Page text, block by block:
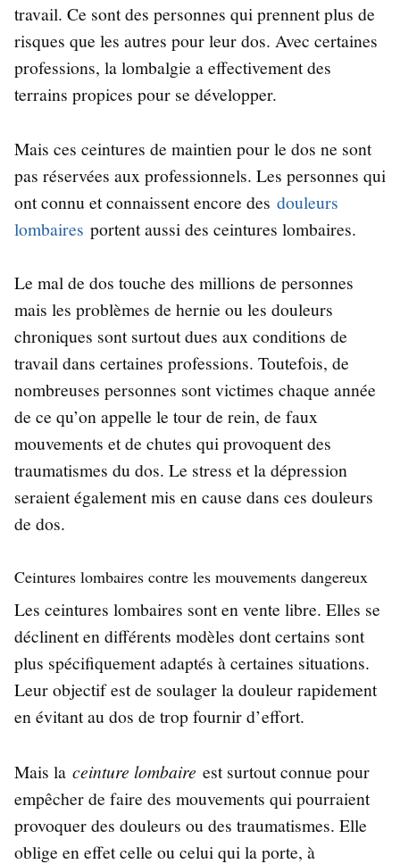
travail. Ce sont des personnes qui prennent plus de
risques que les autres pour leur dos. Avec certaines
professions, la lombalgie a effectivement des
terrains propices pour se développer.
Mais ces ceintures de maintien pour le dos ne sont
pas réservées aux professionnels. Les personnes qui
ont connu et connaissent encore des douleurs
lombaires portent aussi des ceintures lombaires.
Le mal de dos touche des millions de personnes
mais les problèmes de hernie ou les douleurs
chroniques sont surtout dues aux conditions de
travail dans certaines professions. Toutefois, de
nombreuses personnes sont victimes chaque année
de ce qu’on appelle le tour de rein, de faux
mouvements et de chutes qui provoquent des
traumatismes du dos. Le stress et la dépression
seraient également mis en cause dans ces douleurs
de dos.
Ceintures lombaires contre les mouvements dangereux
Les ceintures lombaires sont en vente libre. Elles se
déclinent en différents modèles dont certains sont
plus spécifiquement adaptés à certaines situations.
Leur objectif est de soulager la douleur rapidement
en évitant au dos de trop fournir d’effort.
Mais la ceinture lombaire est surtout connue pour
empêcher de faire des mouvements qui pourraient
provoquer des douleurs ou des traumatismes. Elle
oblige en effet celle ou celui qui la porte, à